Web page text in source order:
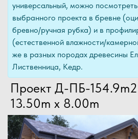
универсальный, можно
выбранного проекта в бревне
бревно/ручная рубка) и в
(естественной влажности/
же в разных породах древесины
Лиственница, Кедр.
Проект Д-ПБ-154.9m2
13.50m x 8.00m